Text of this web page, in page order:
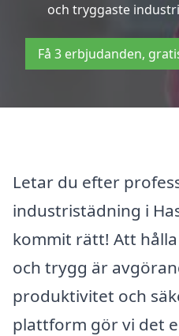
och tryggaste
Få 3 erbjudanden,
Letar du efter
industristädning i
kommit rätt! Att
och trygg är
produktivitet och
plattform gör vi det